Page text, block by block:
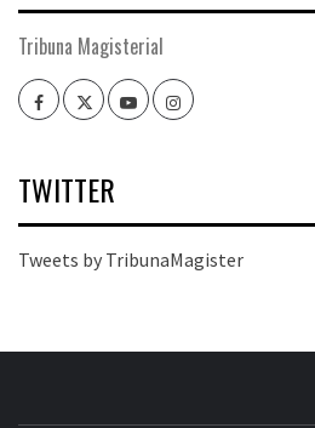
Tribuna Magisterial
FacebookTwitterYoutubeInstagram
TWITTER
Tweets by TribunaMagister